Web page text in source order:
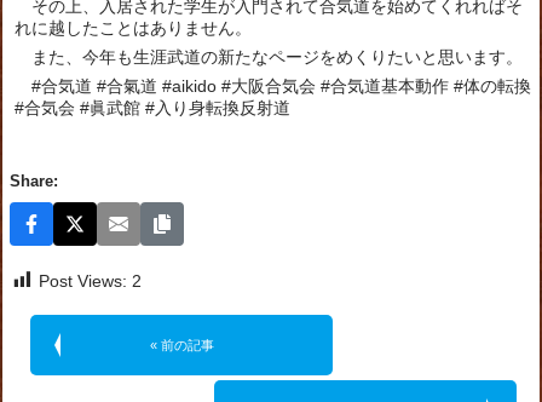
その上、入居された学生が入門されて合気道を始めてくれればそ
れに越したことはありません。
また、今年も生涯武道の新たなページをめくりたいと思います。
#合気道 #合氣道 #aikido #大阪合気会 #合気道基本動作 #体の転換
#合気会 #眞武館 #入り身転換反射道
Share:
Post Views: 2
« 前の記事